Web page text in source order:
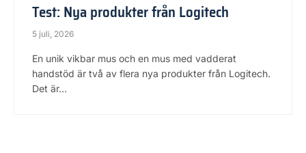
Test: Nya produkter från Logitech
5 juli, 2026
En unik vikbar mus och en mus med vadderat
handstöd är två av flera nya produkter från Logitech.
Det är…